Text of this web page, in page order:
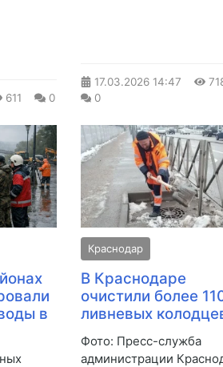
611 0
17.03.2026 14:47
0
в
Краснодар
В Краснодаре
очистили более
ливневых
Фото: Пресс-служба
администрации